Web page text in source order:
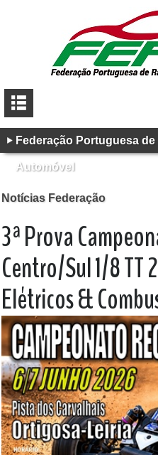
Federação Portuguesa
Automóvel
Notícias Federação
3ª Prova
Centro/Sul 1/8 TT
Elétricos &